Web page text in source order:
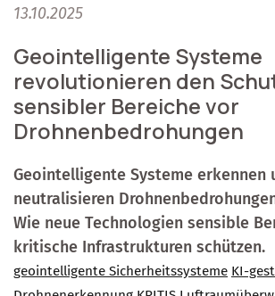
13.10.2025
Geointelligente Systeme
revolutionieren den
sensibler Bereiche vor
Drohnenbedrohungen
Geointelligente Systeme erkennen
neutralisieren
Wie neue Technologien sensible
kritische Infrastrukturen schützen.
geointelligente Sicherheitssysteme KI-